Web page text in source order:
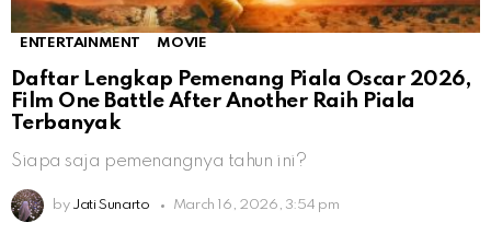
ENTERTAINMENT MOVIE
Daftar Lengkap Pemenang Piala Oscar 2026,
Film One Battle After Another Raih Piala
Terbanyak
Siapa saja pemenangnya tahun ini?
by Jati Sunarto March 16, 2026, 3:54 pm